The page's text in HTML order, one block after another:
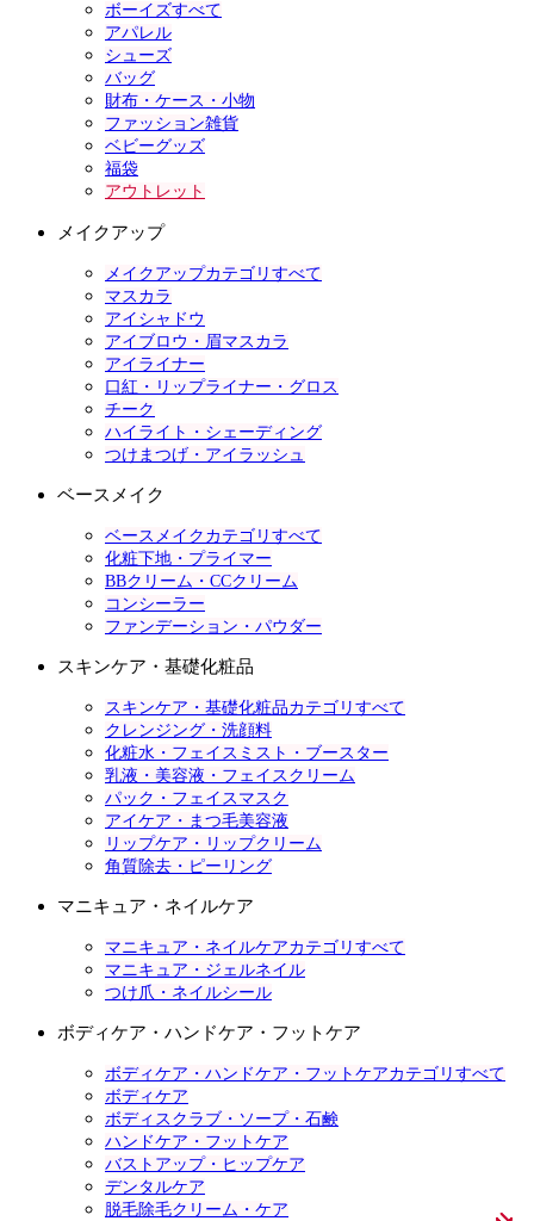
ボーイズすべて
アパレル
シューズ
バッグ
財布・ケース・小物
ファッション雑貨
ベビーグッズ
福袋
アウトレット
メイクアップ
メイクアップカテゴリすべて
マスカラ
アイシャドウ
アイブロウ・眉マスカラ
アイライナー
口紅・リップライナー・グロス
チーク
ハイライト・シェーディング
つけまつげ・アイラッシュ
ベースメイク
ベースメイクカテゴリすべて
化粧下地・プライマー
BBクリーム・CCクリーム
コンシーラー
ファンデーション・パウダー
スキンケア・基礎化粧品
スキンケア・基礎化粧品カテゴリすべて
クレンジング・洗顔料
化粧水・フェイスミスト・ブースター
乳液・美容液・フェイスクリーム
パック・フェイスマスク
アイケア・まつ毛美容液
リップケア・リップクリーム
角質除去・ピーリング
マニキュア・ネイルケア
マニキュア・ネイルケアカテゴリすべて
マニキュア・ジェルネイル
つけ爪・ネイルシール
ボディケア・ハンドケア・フットケア
ボディケア・ハンドケア・フットケアカテゴリすべて
ボディケア
ボディスクラブ・ソープ・石鹸
ハンドケア・フットケア
バストアップ・ヒップケア
デンタルケア
脱毛除毛クリーム・ケア